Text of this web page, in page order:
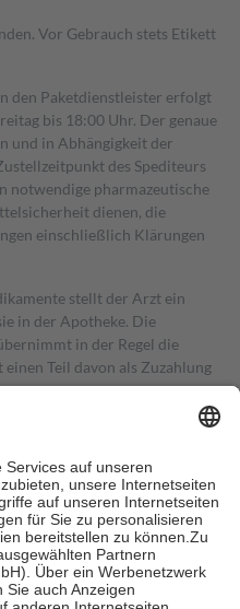
Vor Gebrauch stets Etikett
den Paketdienstleister erfolgt
bis 18:00 Uhr. Der genaue
und in Abhängigkeit der
des Spediteurs
notwendige pharmazeutische
dienen, die
einschließlich Klärungen
stellt der Arzt ein
in der Apotheke. Die
in der Regel die
Teil davon als Zuzahlung
in Höhe von zehn
nie mehr als die tatsächlichen
für Online-Apotheken.
beträgt die
sowie zehn Euro je
für ihre eigene Gesundheit zu